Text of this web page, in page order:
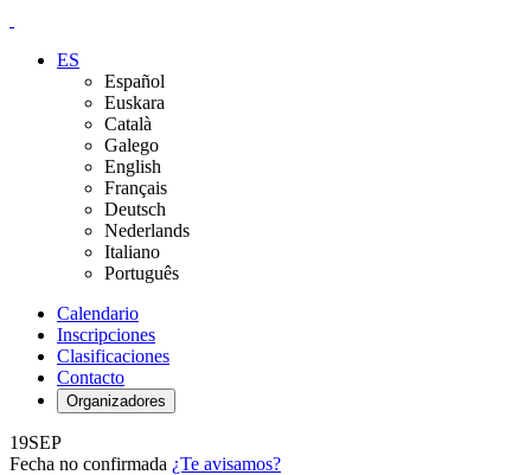
ES
Español
Euskara
Català
Galego
English
Français
Deutsch
Nederlands
Italiano
Português
Calendario
Inscripciones
Clasificaciones
Contacto
Organizadores
19SEP
Fecha no confirmada ¿Te avisamos?